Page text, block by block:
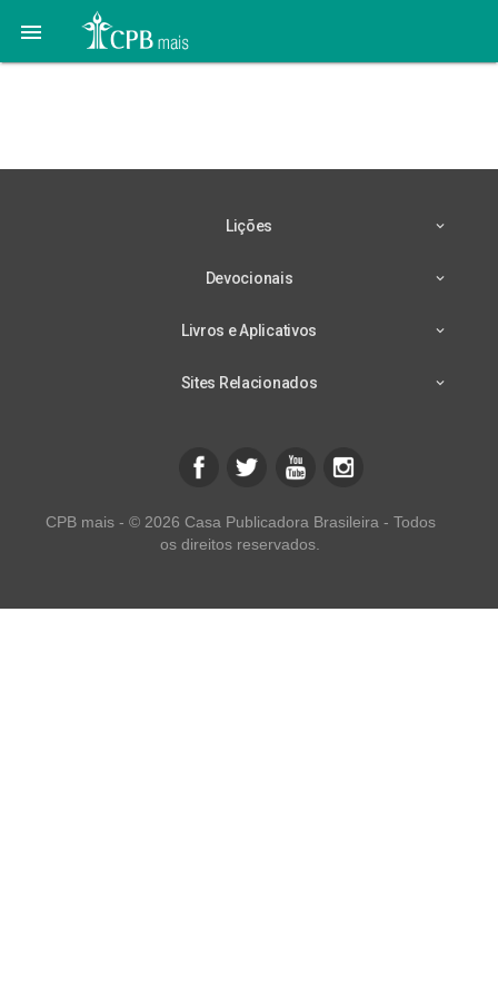

Lições
Devocionais
Livros e Aplicativos
Sites Relacionados
CPB mais - © 2026 Casa Publicadora Brasileira - Todos
os direitos reservados.